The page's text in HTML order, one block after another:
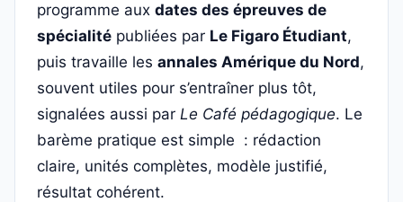
programme aux dates des épreuves de
spécialité publiées par Le Figaro Étudiant,
puis travaille les annales Amérique du Nord,
souvent utiles pour s’entraîner plus tôt,
signalées aussi par Le Café pédagogique. Le
barème pratique est simple : rédaction
claire, unités complètes, modèle justifié,
résultat cohérent.